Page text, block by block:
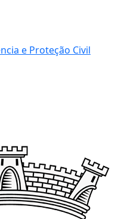
e Proteção Civil